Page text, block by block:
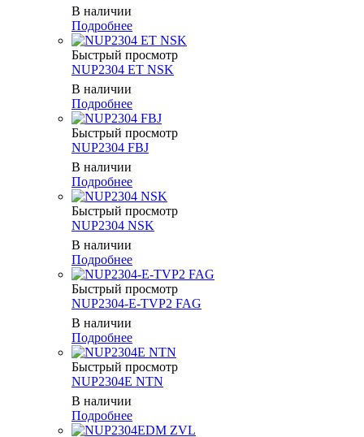
В наличии
Подробнее
Быстрый просмотр
NUP2304 ET NSK
В наличии
Подробнее
Быстрый просмотр
NUP2304 FBJ
В наличии
Подробнее
Быстрый просмотр
NUP2304 NSK
В наличии
Подробнее
Быстрый просмотр
NUP2304-E-TVP2 FAG
В наличии
Подробнее
Быстрый просмотр
NUP2304E NTN
В наличии
Подробнее